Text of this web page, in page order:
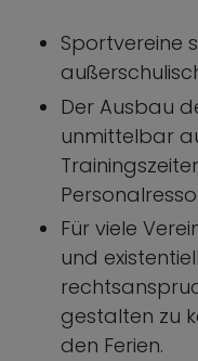
Sportvereine
Der Ausbau
unmittelbar
Für viele
und
gestalten zu
den Ferien.